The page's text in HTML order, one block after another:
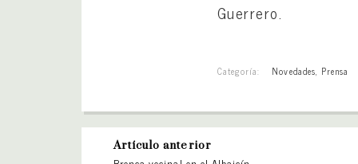
Guerrero.
Categoría: Novedades, Prensa
Artículo anterior